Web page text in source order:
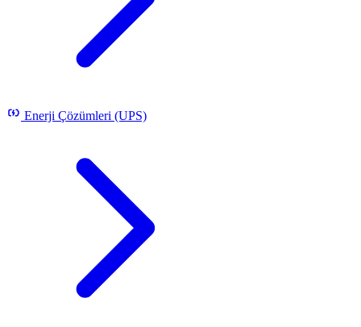
Enerji Çözümleri (UPS)